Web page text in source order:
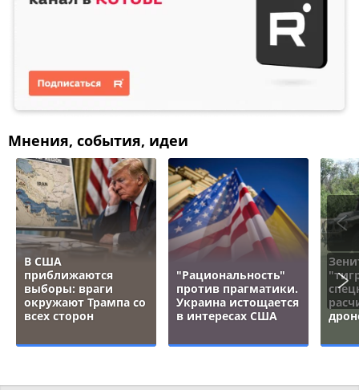
Мнения, события, идеи
В США
приближаются
выборы: враги
окружают Трампа со
всех сторон
"Рациональность"
против прагматики.
Украина истощается
в интересах США